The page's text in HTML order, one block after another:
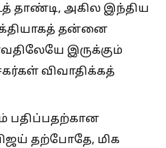
தாண்டி, அகில இந்திய
தன்னை
இருக்கும்
விவாதிக்கத்
பதிப்பதற்கான
தற்போதே, மிக